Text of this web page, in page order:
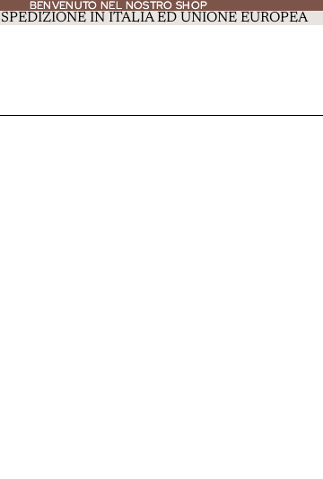
BENVENUTO NEL NOSTRO SHOP
BENVENUTO NEL NOSTRO SHOP
SPEDIZIONE IN ITALIA ED UNIONE EUROPEA